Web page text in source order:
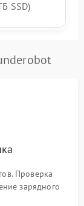
SSD)
Проверка
зарядного
с помощью